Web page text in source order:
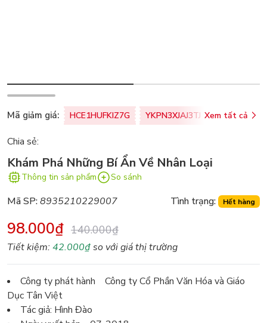
Mã giảm giá: HCE1HUFKIZ7G YKPN3XJAJ3TJ Xem tất cả
Chia sẻ:
Khám Phá Những Bí Ẩn Về Nhân Loại
Thông tin sản phẩm So sánh
Mã SP:8935210229007 Tình trạng: Hết hàng
98.000₫ 140.000₫
Tiết kiệm:42.000₫so với giá thị trường
Công ty phát hành Công ty Cổ Phần Văn Hóa và Giáo
Dục Tân Việt
Tác giả: Hình Đào